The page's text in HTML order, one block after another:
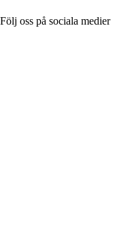
Följ oss på sociala medier